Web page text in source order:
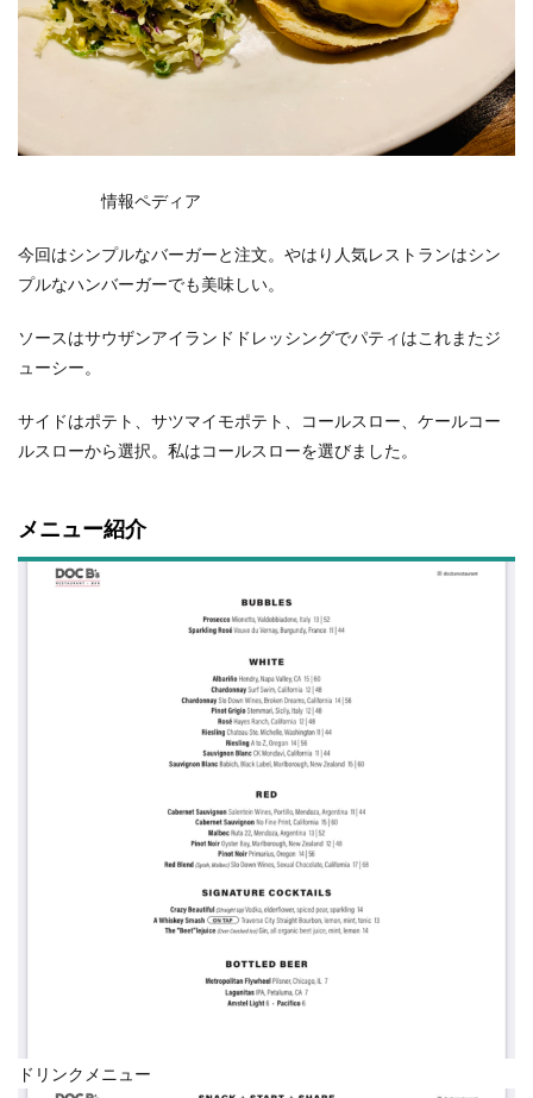
情報ペディア
今回はシンプルなバーガーと注文。やはり人気レストランはシン
プルなハンバーガーでも美味しい。
ソースはサウザンアイランドドレッシングでパティはこれまたジ
ューシー。
サイドはポテト、サツマイモポテト、コールスロー、ケールコー
ルスローから選択。私はコールスローを選びました。
メニュー紹介
ドリンクメニュー